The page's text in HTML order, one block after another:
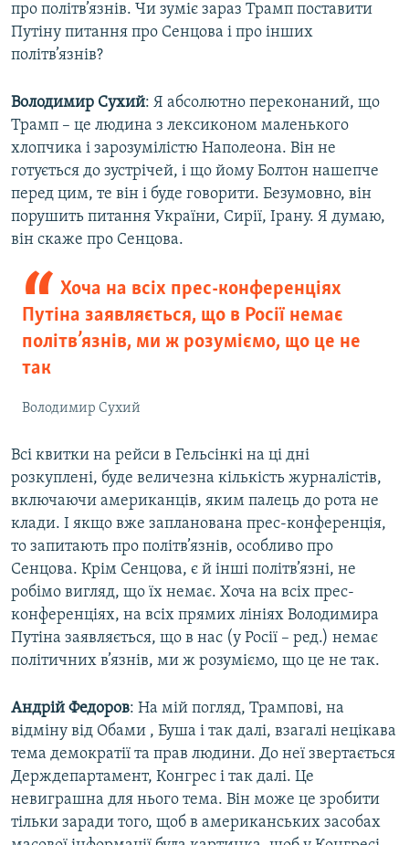
про політв’язнів. Чи зуміє зараз Трамп поставити
Путіну питання про Сенцова і про інших
політв’язнів?
Володимир Сухий: Я абсолютно переконаний, що
Трамп – це людина з лексиконом маленького
хлопчика і зарозумілістю Наполеона. Він не
готується до зустрічей, і що йому Болтон нашепче
перед цим, те він і буде говорити. Безумовно, він
порушить питання України, Сирії, Ірану. Я думаю,
він скаже про Сенцова.
Хоча на всіх прес-конференціях
Путіна заявляється, що в Росії немає
політв’язнів, ми ж розуміємо, що це не
так
Володимир Сухий
Всі квитки на рейси в Гельсінкі на ці дні
розкуплені, буде величезна кількість журналістів,
включаючи американців, яким палець до рота не
клади. І якщо вже запланована прес-конференція,
то запитають про політв’язнів, особливо про
Сенцова. Крім Сенцова, є й інші політв’язні, не
робімо вигляд, що їх немає. Хоча на всіх прес-
конференціях, на всіх прямих лініях Володимира
Путіна заявляється, що в нас (у Росії – ред.) немає
політичних в’язнів, ми ж розуміємо, що це не так.
Андрій Федоров: На мій погляд, Трампові, на
відміну від Обами , Буша і так далі, взагалі нецікава
тема демократії та прав людини. До неї звертається
Держдепартамент, Конгрес і так далі. Це
невиграшна для нього тема. Він може це зробити
тільки заради того, щоб в американських засобах